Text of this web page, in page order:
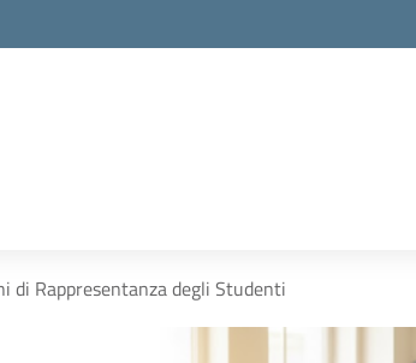
di Rappresentanza degli Studenti